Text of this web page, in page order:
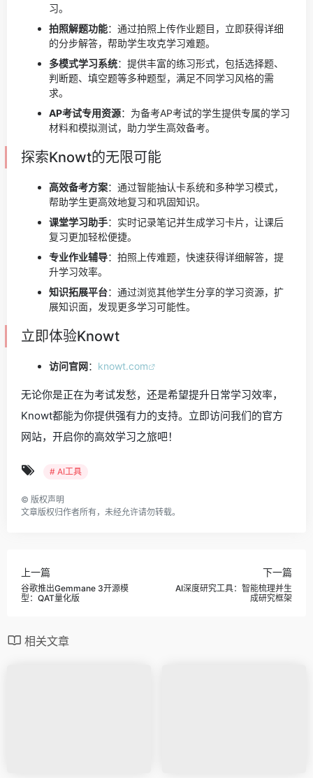
习。
拍照解题功能：通过拍照上传作业题目，立即获得详细
的分步解答，帮助学生攻克学习难题。
多模式学习系统：提供丰富的练习形式，包括选择题、
判断题、填空题等多种题型，满足不同学习风格的需
求。
AP考试专用资源：为备考AP考试的学生提供专属的学习
材料和模拟测试，助力学生高效备考。
探索Knowt的无限可能
高效备考方案：通过智能抽认卡系统和多种学习模式，
帮助学生更高效地复习和巩固知识。
课堂学习助手：实时记录笔记并生成学习卡片，让课后
复习更加轻松便捷。
专业作业辅导：拍照上传难题，快速获得详细解答，提
升学习效率。
知识拓展平台：通过浏览其他学生分享的学习资源，扩
展知识面，发现更多学习可能性。
立即体验Knowt
访问官网： knowt.com
无论你是正在为考试发愁，还是希望提升日常学习效率，
Knowt都能为你提供强有力的支持。立即访问我们的官方
网站，开启你的高效学习之旅吧！
# AI工具
© 版权声明
文章版权归作者所有，未经允许请勿转载。
上一篇
谷歌推出Gemmane 3开源模
型：QAT量化版
下一篇
AI深度研究工具：智能梳理并生
成研究框架
相关文章